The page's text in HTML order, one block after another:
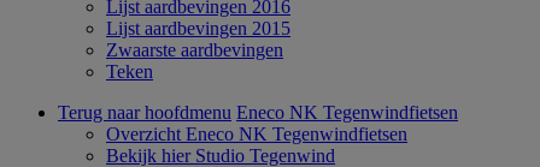
Lijst aardbevingen 2016
Lijst aardbevingen 2015
Zwaarste aardbevingen
Teken
Terug naar hoofdmenu Eneco NK Tegenwindfietsen
Overzicht Eneco NK Tegenwindfietsen
Bekijk hier Studio Tegenwind